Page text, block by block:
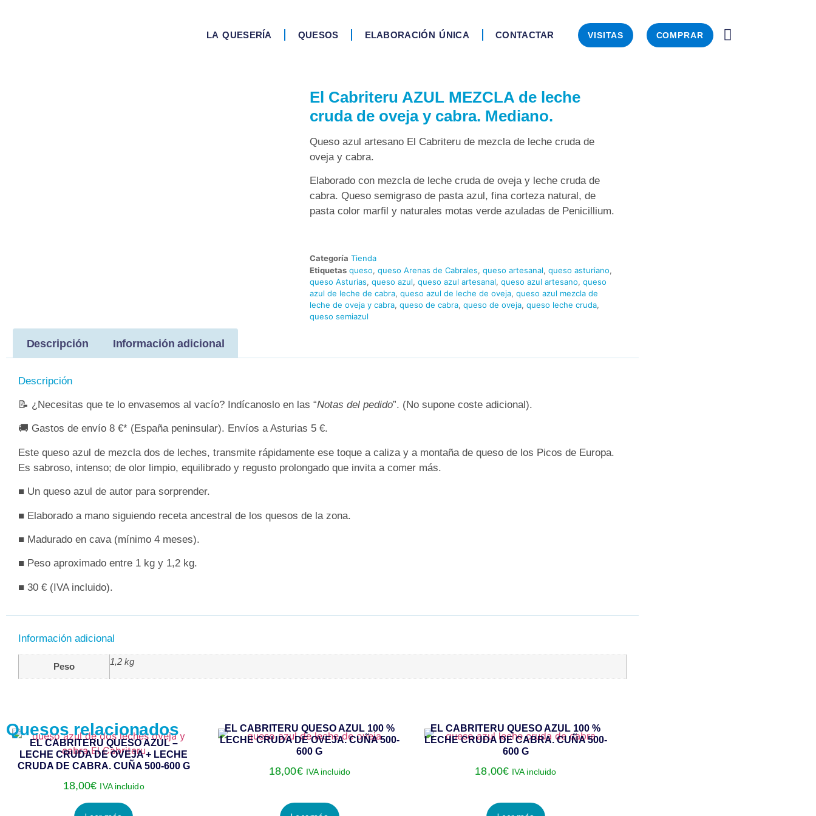
LA QUESERÍA QUESOS ELABORACIÓN ÚNICA CONTACTAR VISITAS COMPRAR
El Cabriteru AZUL MEZCLA de leche
cruda de oveja y cabra. Mediano.
Queso azul artesano El Cabriteru de mezcla de leche cruda de
oveja y cabra.
Elaborado con mezcla de leche cruda de oveja y leche cruda de
cabra. Queso semigraso de pasta azul, fina corteza natural, de
pasta color marfil y naturales motas verde azuladas de Penicillium.
Categoría Tienda
Etiquetas queso,queso Arenas de Cabrales,queso artesanal,queso asturiano,
queso Asturias,queso azul,queso azul artesanal,queso azul artesano,queso
azul de leche de cabra,queso azul de leche de oveja,queso azul mezcla de
leche de oveja y cabra,queso de cabra,queso de oveja,queso leche cruda,
queso semiazul
Descripción Información adicional
Descripción
📝 ¿Necesitas que te lo envasemos al vacío? Indícanoslo en las “Notas del pedido”. (No supone coste adicional).
🚚 Gastos de envío 8 €* (España peninsular). Envíos a Asturias 5 €.
Este queso azul de mezcla dos de leches, transmite rápidamente ese toque a caliza y a montaña de queso de los Picos de Europa.
Es sabroso, intenso; de olor limpio, equilibrado y regusto prolongado que invita a comer más.
■ Un queso azul de autor para sorprender.
■ Elaborado a mano siguiendo receta ancestral de los quesos de la zona.
■ Madurado en cava (mínimo 4 meses).
■ Peso aproximado entre 1 kg y 1,2 kg.
■ 30 € (IVA incluido).
Información adicional
Peso 1,2 kg
Quesos relacionados
EL CABRITERU QUESO AZUL –
LECHE CRUDA DE OVEJA + LECHE
CRUDA DE CABRA. CUÑA 500-600 G
18,00€ IVA incluido
EL CABRITERU QUESO AZUL 100 %
LECHE CRUDA DE OVEJA. CUÑA 500-
600 G
18,00€ IVA incluido
EL CABRITERU QUESO AZUL 100 %
LECHE CRUDA DE CABRA. CUÑA 500-
600 G
18,00€ IVA incluido